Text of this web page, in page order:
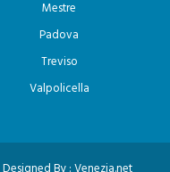
Mestre
Padova
Treviso
Valpolicella